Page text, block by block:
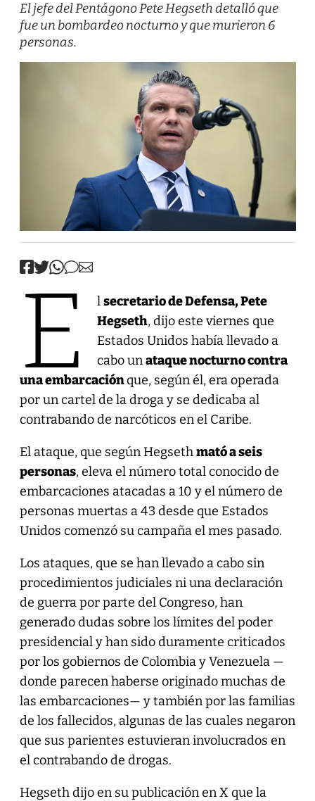
El jefe del Pentágono Pete Hegseth detalló que
fue un bombardeo nocturno y que murieron 6
personas.
E lsecretario de Defensa, Pete
Hegseth, dijo este viernes que
Estados Unidos había llevado a
cabo unataque nocturno contra
una embarcaciónque, según él, era operada
por un cartel de la droga y se dedicaba al
contrabando de narcóticos en el Caribe.
El ataque, que según Hegsethmató a seis
personas, eleva el número total conocido de
embarcaciones atacadas a 10 y el número de
personas muertas a 43 desde que Estados
Unidos comenzó su campaña el mes pasado.
Los ataques, que se han llevado a cabo sin
procedimientos judiciales ni una declaración
de guerra por parte del Congreso, han
generado dudas sobre los límites del poder
presidencial y han sido duramente criticados
por los gobiernos de Colombia y Venezuela —
donde parecen haberse originado muchas de
las embarcaciones— y también por las familias
de los fallecidos, algunas de las cuales negaron
que sus parientes estuvieran involucrados en
el contrabando de drogas.
Hegseth dijo en su publicación en X que la